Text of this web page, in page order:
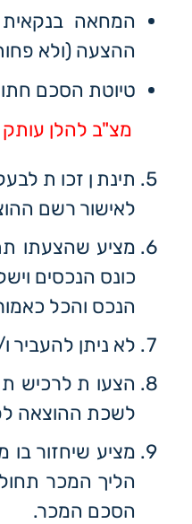
ההצעה (ולא פחות מ-
טיוטת הסכם
מצ"ב להלן
תינתן זכות
לאישור רשם
מציע שהצעתו
כונס הנכסים
הנכס והכל
לא ניתן
הצעות לרכישת
לשכת ההוצאה
מציע שיחזור
הליך המכר
הסכם המכר.